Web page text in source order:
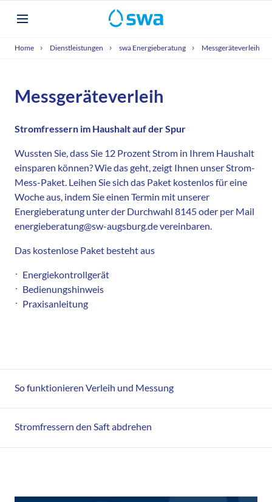
Home Dienstleistungen swa Energieberatung Messgeräteverleih
Messgeräteverleih
Stromfressern im Haushalt auf der Spur
Wussten Sie, dass Sie 12 Prozent Strom in Ihrem Haushalt
einsparen können? Wie das geht, zeigt Ihnen unser Strom-
Mess-Paket. Leihen Sie sich das Paket kostenlos für eine
Woche aus, indem Sie einen Termin mit unserer
Energieberatung unter der Durchwahl 8145 oder per Mail
energieberatung@sw-augsburg.de vereinbaren.
Das kostenlose Paket besteht aus
Energiekontrollgerät
Bedienungshinweis
Praxisanleitung
So funktionieren Verleih und Messung
Stromfressern den Saft abdrehen